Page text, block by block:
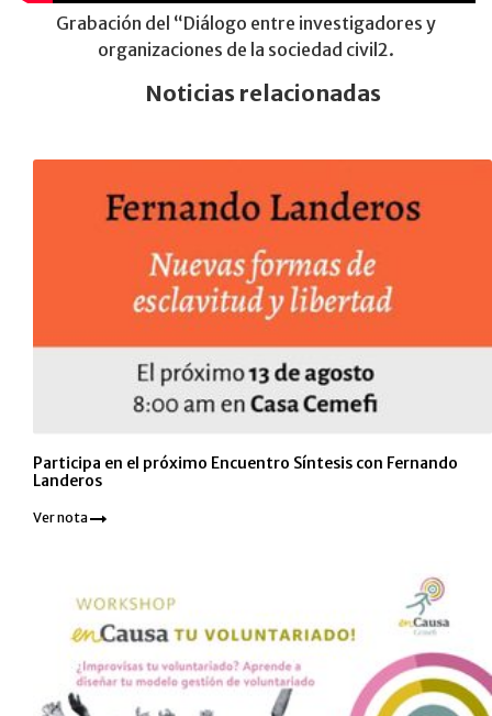
Grabación del “Diálogo entre investigadores y
organizaciones de la sociedad civil2.
Noticias relacionadas
Participa en el próximo Encuentro Síntesis con Fernando
Landeros
Ver nota